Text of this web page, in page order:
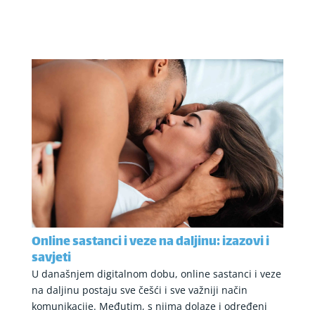
Online sastanci i veze na daljinu: izazovi i
savjeti
U današnjem digitalnom dobu, online sastanci i veze
na daljinu postaju sve češći i sve važniji način
komunikacije. Međutim, s njima dolaze i određeni